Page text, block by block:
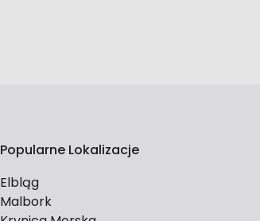
Popularne Lokalizacje
Elbląg
Malbork